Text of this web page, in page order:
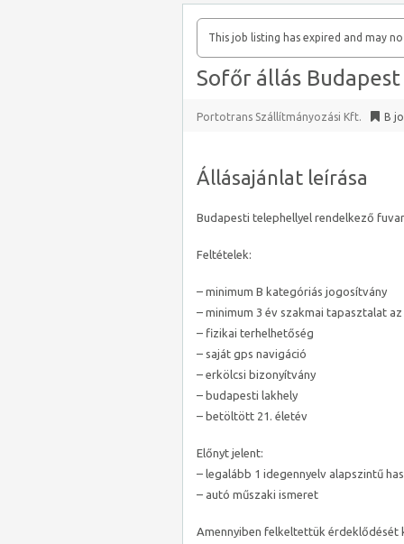
This job listing has expired and may
Sofőr állás Budapest
Portotrans Szállítmányozási Kft. B
Állásajánlat leírása
Budapesti telephellyel rendelkező
Feltételek:
– minimum B kategóriás jogosítvány
– minimum 3 év szakmai tapasztalat
– fizikai terhelhetőség
– saját gps navigáció
– erkölcsi bizonyítvány
– budapesti lakhely
– betöltött 21. életév
Előnyt jelent:
– legalább 1 idegennyelv alapszintű
– autó műszaki ismeret
Amennyiben felkeltettük érdeklődését